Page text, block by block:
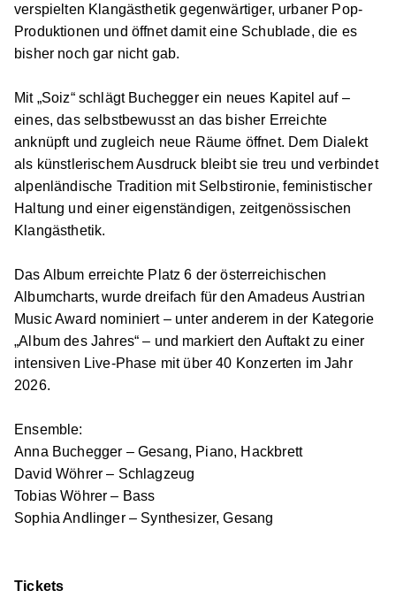
verspielten Klangästhetik gegenwärtiger, urbaner Pop-
Produktionen und öffnet damit eine Schublade, die es
bisher noch gar nicht gab.
Mit „Soiz“ schlägt Buchegger ein neues Kapitel auf –
eines, das selbstbewusst an das bisher Erreichte
anknüpft und zugleich neue Räume öffnet. Dem Dialekt
als künstlerischem Ausdruck bleibt sie treu und verbindet
alpenländische Tradition mit Selbstironie, feministischer
Haltung und einer eigenständigen, zeitgenössischen
Klangästhetik.
Das Album erreichte Platz 6 der österreichischen
Albumcharts, wurde dreifach für den Amadeus Austrian
Music Award nominiert – unter anderem in der Kategorie
„Album des Jahres“ – und markiert den Auftakt zu einer
intensiven Live-Phase mit über 40 Konzerten im Jahr
2026.
Ensemble:
Anna Buchegger – Gesang, Piano, Hackbrett
David Wöhrer – Schlagzeug
Tobias Wöhrer – Bass
Sophia Andlinger – Synthesizer, Gesang
Tickets